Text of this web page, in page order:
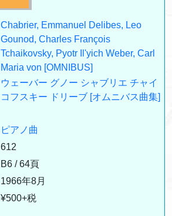
Chabrier, Emmanuel Delibes, Leo
Gounod, Charles François
Tchaikovsky, Pyotr Il'yich Weber, Carl
Maria von [OMNIBUS]
ウェーバー グノー シャブリエ チャイ
コフスキー ドリーブ [オムニバス曲集]
ピアノ曲
612
B6 / 64頁
1966年8月
¥500+税